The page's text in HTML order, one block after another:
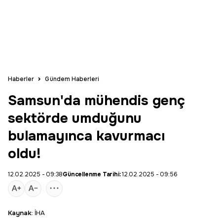
Haberler Gündem Haberleri
Samsun'da mühendis genç
sektörde umduğunu
bulamayınca kavurmacı
oldu!
12.02.2025 - 09:38Güncellenme Tarihi:12.02.2025 - 09:56
Kaynak: İHA